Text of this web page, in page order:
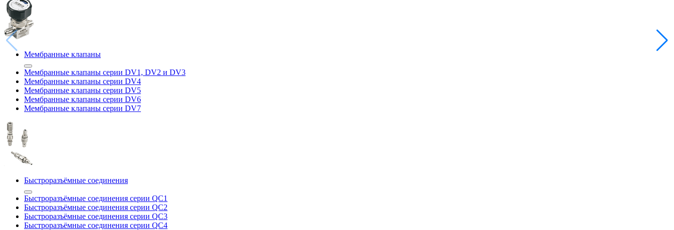
Мембранные клапаны
Мембранные клапаны серии DV1, DV2 и DV3
Мембранные клапаны серии DV4
Мембранные клапаны серии DV5
Мембранные клапаны серии DV6
Мембранные клапаны серии DV7
Быстроразъёмные соединения
Быстроразъёмные соединения серии QC1
Быстроразъёмные соединения серии QC2
Быстроразъёмные соединения серии QC3
Быстроразъёмные соединения серии QC4